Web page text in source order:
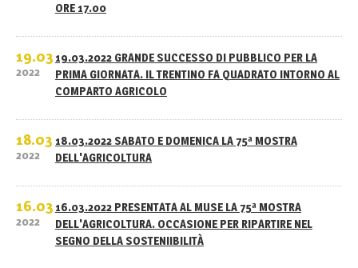
ORE 17.00
19.03
2022
19.03.2022 GRANDE SUCCESSO DI PUBBLICO PER LA
PRIMA GIORNATA. IL TRENTINO FA QUADRATO INTORNO AL
COMPARTO AGRICOLO
18.03
2022
18.03.2022 SABATO E DOMENICA LA 75ª MOSTRA
DELL'AGRICOLTURA
16.03
2022
16.03.2022 PRESENTATA AL MUSE LA 75ª MOSTRA
DELL'AGRICOLTURA. OCCASIONE PER RIPARTIRE NEL
SEGNO DELLA SOSTENIIBILITÀ